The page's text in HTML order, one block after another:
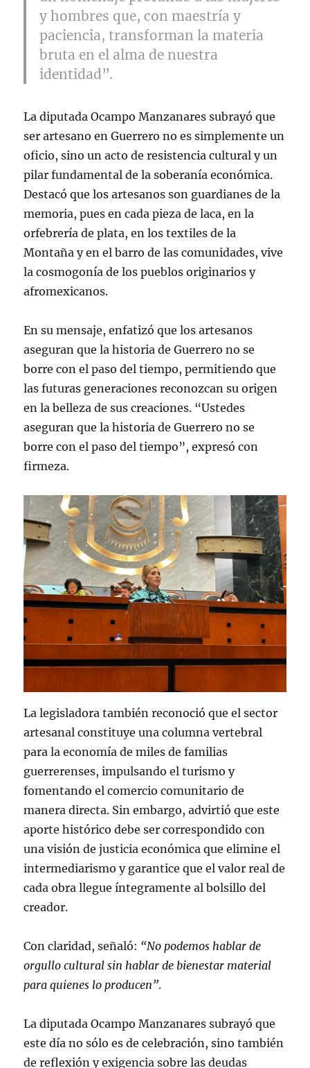
y hombres que, con maestría y
paciencia, transforman la materia
bruta en el alma de nuestra
identidad”.
La diputada Ocampo Manzanares subrayó que
ser artesano en Guerrero no es simplemente un
oficio, sino un acto de resistencia cultural y un
pilar fundamental de la soberanía económica.
Destacó que los artesanos son guardianes de la
memoria, pues en cada pieza de laca, en la
orfebrería de plata, en los textiles de la
Montaña y en el barro de las comunidades, vive
la cosmogonía de los pueblos originarios y
afromexicanos.
En su mensaje, enfatizó que los artesanos
aseguran que la historia de Guerrero no se
borre con el paso del tiempo, permitiendo que
las futuras generaciones reconozcan su origen
en la belleza de sus creaciones. “Ustedes
aseguran que la historia de Guerrero no se
borre con el paso del tiempo”, expresó con
firmeza.
La legisladora también reconoció que el sector
artesanal constituye una columna vertebral
para la economía de miles de familias
guerrerenses, impulsando el turismo y
fomentando el comercio comunitario de
manera directa. Sin embargo, advirtió que este
aporte histórico debe ser correspondido con
una visión de justicia económica que elimine el
intermediarismo y garantice que el valor real de
cada obra llegue íntegramente al bolsillo del
creador.
Con claridad, señaló: “No podemos hablar de
orgullo cultural sin hablar de bienestar material
para quienes lo producen”.
La diputada Ocampo Manzanares subrayó que
este día no sólo es de celebración, sino también
de reflexión y exigencia sobre las deudas